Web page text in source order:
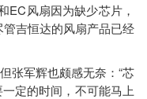
EC风扇因为缺少芯片，
吉恒达的风扇产品已经
张军辉也颇感无奈：“芯
定的时间，不可能马上